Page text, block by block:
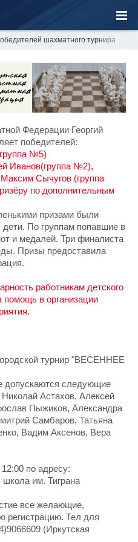
шахматного турнира
Федерации Георгий
победителей:
№5)
Иванов(группа №2),
Сычугов (группа
по дополнительным
призами были
По группам попавшие в
и медалей. Три финалиста
Призы предоставила
работникам детского
в организации
турнир "ВЕСЕННЕЕ
допускаются следующие
Николай Астахов, Алексей
Пыжиков, Александра
Самбаров, Татьяна
Вадим Аксенов, Вера
по адресу:
им. Тиграна
все желающие,
регистрацию. Тел для
9066609 (Иркутская